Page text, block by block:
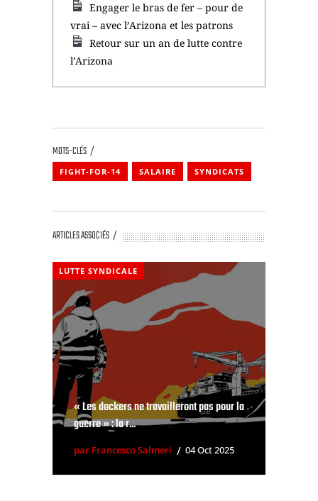
Engager le bras de fer – pour de
vrai – avec l’Arizona et les patrons
Retour sur un an de lutte contre
l’Arizona
MOTS-CLÉS
FIGHT-FOR-14 SALAIRE SYNDICATS
ARTICLES ASSOCIÉS
LUTTE SYNDICALE
« Les dockers ne travailleront pas pour la
guerre » : la r...
par Francesco Salmeri 04 Oct 2025